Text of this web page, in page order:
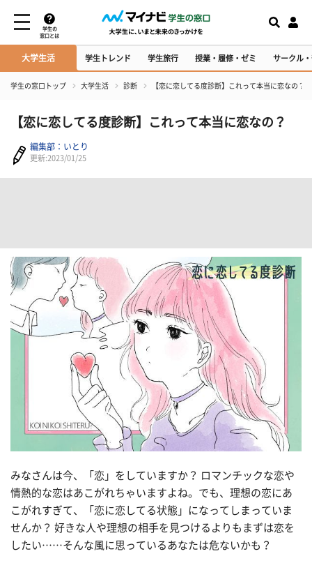
学生の
窓口とは
大学生活 学生トレンド 学生旅行 授業・履修・ゼミ サークル
学生の窓口トップ 大学生活 診断 【恋に恋してる度診断】これって本当に恋なの？
【恋に恋してる度診断】これって本当に恋なの？
編集部：いとり
更新:2023/01/25
みなさんは今、「恋」をしていますか？ ロマンチックな恋や
情熱的な恋はあこがれちゃいますよね。でも、理想の恋にあ
こがれすぎて、「恋に恋してる状態」になってしまっていま
せんか？ 好きな人や理想の相手を見つけるよりもまずは恋を
したい……そんな風に思っているあなたは危ないかも？